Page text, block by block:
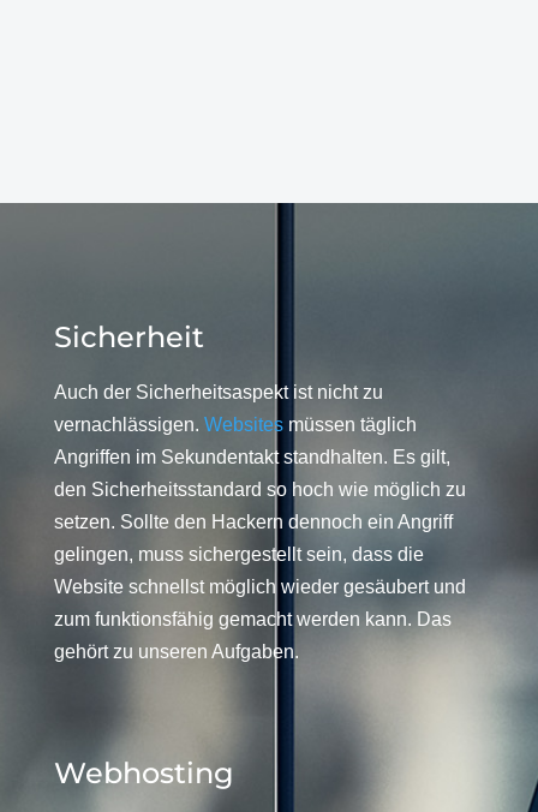
Sicherheit
Auch der Sicherheitsaspekt ist nicht zu
vernachlässigen. Websitesmüssen täglich
Angriffen im Sekundentakt standhalten. Es gilt,
den Sicherheitsstandard so hoch wie möglich zu
setzen. Sollte den Hackern dennoch ein Angriff
gelingen, muss sichergestellt sein, dass die
Website schnellst möglich wieder gesäubert und
zum funktionsfähig gemacht werden kann. Das
gehört zu unseren Aufgaben.
Webhosting